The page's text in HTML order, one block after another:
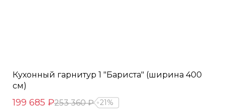
Кухонный гарнитур 1 "Бариста" (ширина 400
см)
199 685 ₽253 360 ₽ 21%